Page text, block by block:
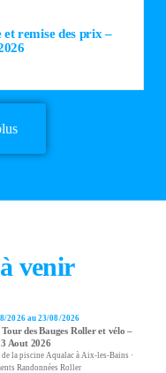
et remise des prix –
venir
2026 au 23/08/2026
Tour des Bauges Roller et vélo –
Aout 2026
la piscine Aqualac à Aix-les-Bains ·
Randonnées Roller